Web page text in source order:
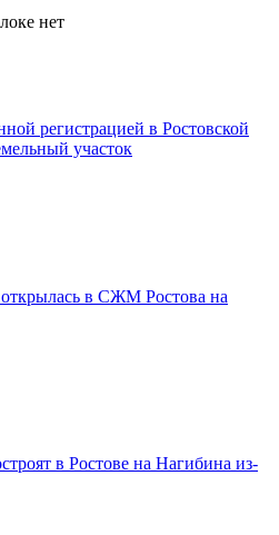
нет
регистрацией в Ростовской
участок
в СЖМ Ростова на
в Ростове на Нагибина из-